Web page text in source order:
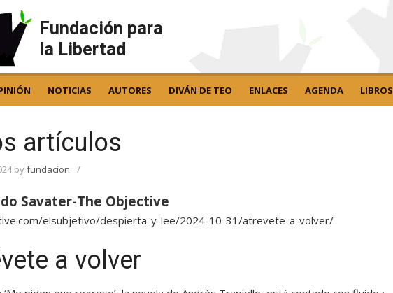
Fundación para
la Libertad
NOTICIAS AUTORES DIVÁN DE TEO ENLACES AGENDA LIBROS
artículos
byfundacion /
Savater-The Objective
elsubjetivo/despierta-y-lee/2024-10-31/atrevete-a-volver/
a volver